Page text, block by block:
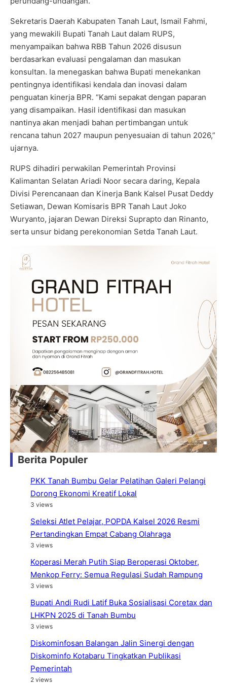
Sekretaris Daerah Kabupaten Tanah Laut, Ismail Fahmi,
yang mewakili Bupati Tanah Laut dalam RUPS,
menyampaikan bahwa RBB Tahun 2026 disusun
berdasarkan evaluasi pengalaman dan masukan
konsultan. Ia menegaskan bahwa Bupati menekankan
pentingnya identifikasi kendala dan inovasi dalam
penguatan kinerja BPR. “Kami sepakat dengan paparan
yang disampaikan. Hasil identifikasi dan masukan
nantinya akan menjadi bahan pertimbangan untuk
rencana tahun 2027 maupun penyesuaian di tahun 2026,”
ujarnya.
RUPS dihadiri perwakilan Pemerintah Provinsi
Kalimantan Selatan Ariadi Noor secara daring, Kepala
Divisi Perencanaan dan Kinerja Bank Kalsel Pusat Deddy
Setiawan, Dewan Komisaris BPR Tanah Laut Joko
Wuryanto, jajaran Dewan Direksi Suprapto dan Rinanto,
serta unsur bidang perekonomian Setda Tanah Laut.
Berita Populer
PKK Tanah Bumbu Gelar Pelatihan Galeri Pelangi
Dorong Ekonomi Kreatif Lokal
3 views
Seleksi Atlet Pelajar, POPDA Kalsel 2026 Resmi
Pertandingkan Empat Cabang Olahraga
3 views
Koperasi Merah Putih Siap Beroperasi Oktober,
Menkop Ferry: Semua Regulasi Sudah Rampung
3 views
Bupati Andi Rudi Latif Buka Sosialisasi Coretax dan
LHKPN 2025 di Tanah Bumbu
3 views
Diskominfosan Balangan Jalin Sinergi dengan
Diskominfo Kotabaru Tingkatkan Publikasi
Pemerintah
2 views